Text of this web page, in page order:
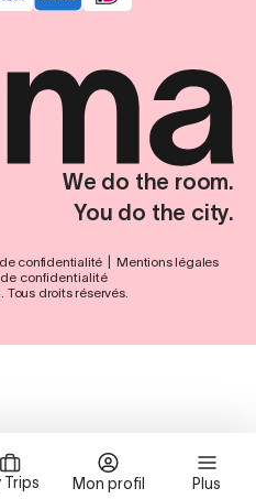
Trips Mon profil Plus
We do the room.
You do the city.
confidentialité
Mentions légales
confidentialité
Tous droits réservés.